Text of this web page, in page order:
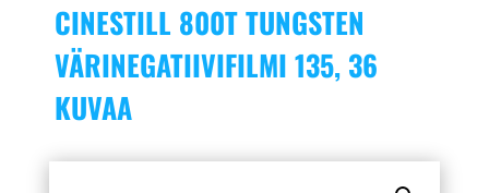
CINESTILL 800T TUNGSTEN
VÄRINEGATIIVIFILMI 135, 36
KUVAA
Kodak EKTACOLOR PRO